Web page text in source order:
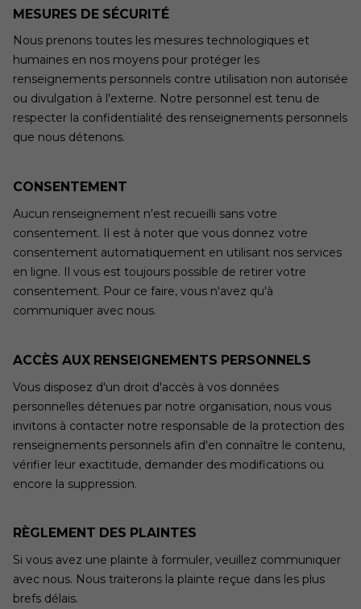
MESURES DE SÉCURITÉ
Nous prenons toutes les mesures technologiques et
humaines en nos moyens pour protéger les
renseignements personnels contre utilisation non autorisée
ou divulgation à l'externe. Notre personnel est tenu de
respecter la confidentialité des renseignements personnels
que nous détenons.
CONSENTEMENT
Aucun renseignement n'est recueilli sans votre
consentement. Il est à noter que vous donnez votre
consentement automatiquement en utilisant nos services
en ligne. Il vous est toujours possible de retirer votre
consentement. Pour ce faire, vous n'avez qu'à
communiquer avec nous.
ACCÈS AUX RENSEIGNEMENTS PERSONNELS
Vous disposez d'un droit d'accès à vos données
personnelles détenues par notre organisation, nous vous
invitons à contacter notre responsable de la protection des
renseignements personnels afin d'en connaître le contenu,
vérifier leur exactitude, demander des modifications ou
encore la suppression.
RÈGLEMENT DES PLAINTES
Si vous avez une plainte à formuler, veuillez communiquer
avec nous. Nous traiterons la plainte reçue dans les plus
brefs délais.